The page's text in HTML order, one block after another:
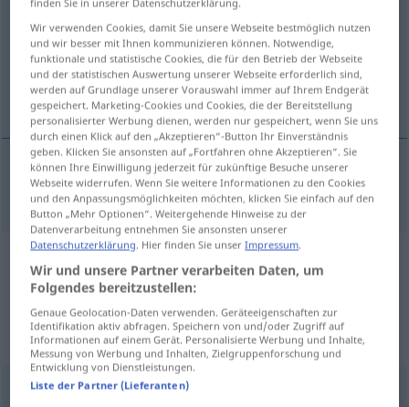
Übersicht aller Übersetzungen
(Für mehr Details die Übersetzung anklicken/antippen)
schüchtern, zaghaft
schüchtern,zaghaft timidlyask, suggest
Beispielsätze aus externen Quellen
für "timidly"
(nicht von der Langenscheidt Redaktion
geprüft)
finden Sie in unserer Datenschutzerklärung.
Wir verwenden Cookies, damit Sie unsere Webseite bestmöglich nutzen
und wir besser mit Ihnen kommunizieren können. Notwendige,
funktionale und statistische Cookies, die für den Betrieb der Webseite
und der statistischen Auswertung unserer Webseite erforderlich sind,
werden auf Grundlage unserer Vorauswahl immer auf Ihrem Endgerät
gespeichert. Marketing-Cookies und Cookies, die der Bereitstellung
personalisierter Werbung dienen, werden nur gespeichert, wenn Sie uns
durch einen Klick auf den „Akzeptieren“-Button Ihr Einverständnis
geben. Klicken Sie ansonsten auf „Fortfahren ohne Akzeptieren“. Sie
können Ihre Einwilligung jederzeit für zukünftige Besuche unserer
Webseite widerrufen. Wenn Sie weitere Informationen zu den Cookies
und den Anpassungsmöglichkeiten möchten, klicken Sie einfach auf den
Button „Mehr Optionen“. Weitergehende Hinweise zu der
Datenverarbeitung entnehmen Sie ansonsten unserer
Datenschutzerklärung. Hier finden Sie unserImpressum.
Wir und unsere Partner verarbeiten Daten, um
Folgendes bereitzustellen:
Genaue Geolocation-Daten verwenden. Geräteeigenschaften zur
Identifikation aktiv abfragen. Speichern von und/oder Zugriff auf
Informationen auf einem Gerät. Personalisierte Werbung und Inhalte,
Messung von Werbung und Inhalten, Zielgruppenforschung und
Entwicklung von Dienstleistungen.
Liste der Partner (Lieferanten)